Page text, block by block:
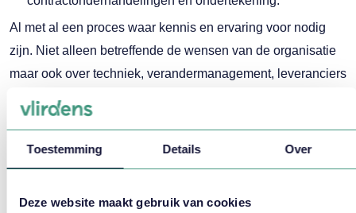
Toestemming Details Over
Deze website maakt gebruik van cookies
Al met al een proces waar kennis en ervaring voor nodig
zijn. Niet alleen betreffende de wensen van de organisatie
maar ook over techniek, verandermanagement, leveranciers
Ondersteuning Vlirdens
planningssoftwareen van workforce management software